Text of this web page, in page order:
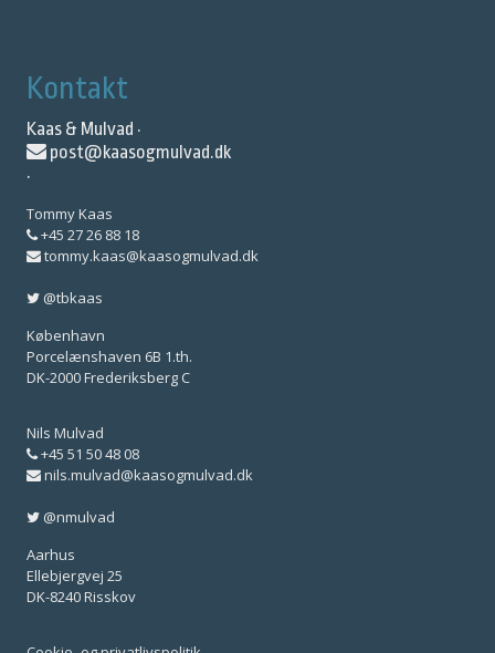
Kontakt
Kaas & Mulvad ·
post@kaasogmulvad.dk
·
Tommy Kaas
+45 27 26 88 18
tommy.kaas@kaasogmulvad.dk
@tbkaas
København
Porcelænshaven 6B 1.th.
DK-2000 Frederiksberg C
Nils Mulvad
+45 51 50 48 08
nils.mulvad@kaasogmulvad.dk
@nmulvad
Aarhus
Ellebjergvej 25
DK-8240 Risskov